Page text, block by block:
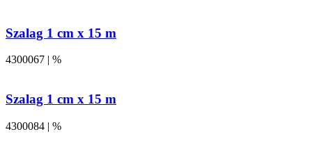
Szalag 1 cm x 15 m
4300067 | %
Szalag 1 cm x 15 m
4300084 | %